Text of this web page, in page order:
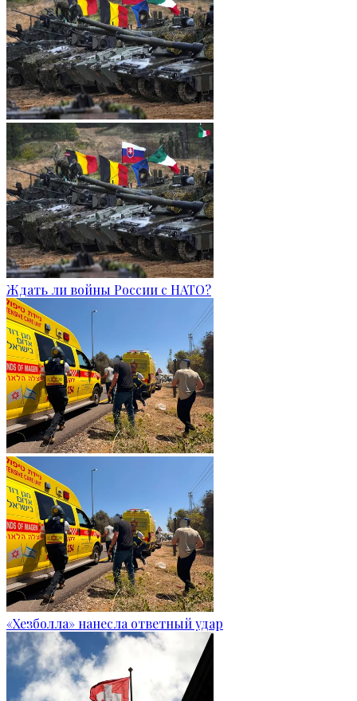
Ждать ли войны России с НАТО?
«Хезболла» нанесла ответный удар